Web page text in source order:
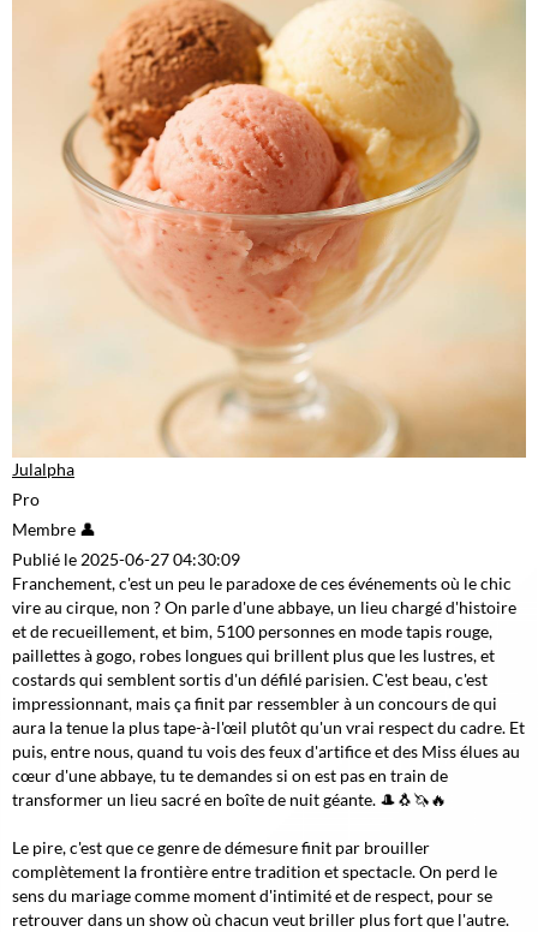
Julalpha
Pro
Membre 👤
Publié le 2025-06-27 04:30:09
Franchement, c'est un peu le paradoxe de ces événements où le chic
vire au cirque, non ? On parle d'une abbaye, un lieu chargé d'histoire
et de recueillement, et bim, 5100 personnes en mode tapis rouge,
paillettes à gogo, robes longues qui brillent plus que les lustres, et
costards qui semblent sortis d'un défilé parisien. C'est beau, c'est
impressionnant, mais ça finit par ressembler à un concours de qui
aura la tenue la plus tape-à-l'œil plutôt qu'un vrai respect du cadre. Et
puis, entre nous, quand tu vois des feux d'artifice et des Miss élues au
cœur d'une abbaye, tu te demandes si on est pas en train de
transformer un lieu sacré en boîte de nuit géante. 🎩🐧🦄🔥
Le pire, c'est que ce genre de démesure finit par brouiller
complètement la frontière entre tradition et spectacle. On perd le
sens du mariage comme moment d'intimité et de respect, pour se
retrouver dans un show où chacun veut briller plus fort que l'autre.